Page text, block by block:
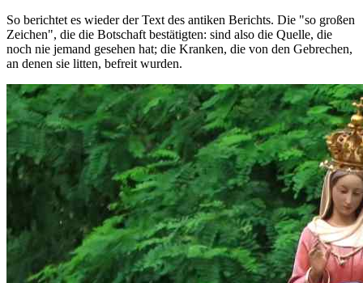
So berichtet es wieder der Text des antiken Berichts. Die "so großen
Zeichen", die die Botschaft bestätigten: sind also die Quelle, die
noch nie jemand gesehen hat; die Kranken, die von den Gebrechen,
an denen sie litten, befreit wurden.